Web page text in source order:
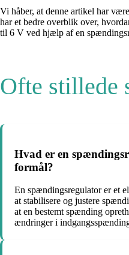
Vi håber, at denne artikel har
har et bedre overblik over,
til 6 V ved hjælp af en
Ofte stillede
Hvad er en
formål?
En spændingsregulator er et
at stabilisere og justere
at en bestemt spænding
ændringer i